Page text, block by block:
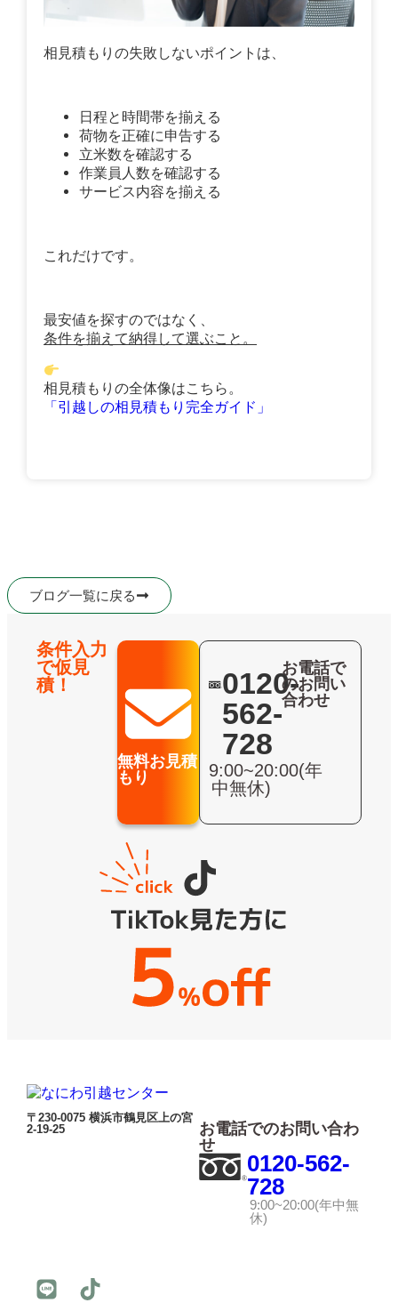
相見積もりの失敗しないポイントは、
日程と時間帯を揃える
荷物を正確に申告する
立米数を確認する
作業員人数を確認する
サービス内容を揃える
これだけです。
最安値を探すのではなく、
条件を揃えて納得して選ぶこと。
相見積もりの全体像はこちら。
「引越しの相見積もり完全ガイド」
ブログ一覧に戻る
条件入力
で仮見
積！
無料お見積
もり
0120-
562-
728
9:00~20:00(年
中無休)
お電話で
のお問い
合わせ
〒230-0075 横浜市鶴見区上の宮
2-19-25
お電話でのお問い合わ
せ
0120-562-
728
9:00~20:00(年中無
休)